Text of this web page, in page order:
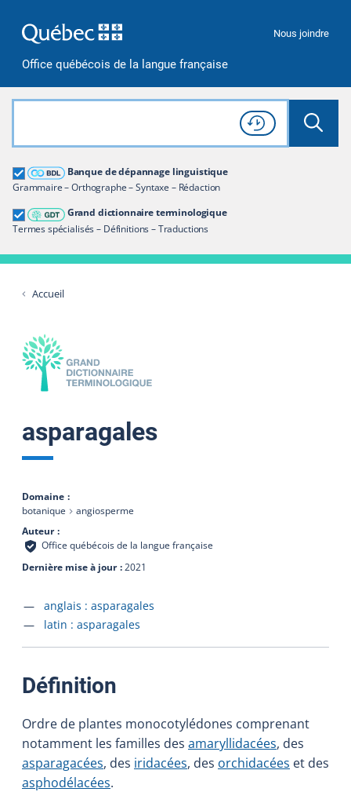
Office québécois de la langue française
Nous joindre
Rechercher dans tout le site
Lancer
Consulter l'
Historique
de recherche
Banque de dépannage linguistique
Grammaire – Orthographe – Syntaxe – Rédaction
Grand dictionnaire terminologique
Termes spécialisés – Définitions – Traductions
Grand dictionnaire terminologique
Restreindre aux termes
Accueil
asparagales
Domaine
botanique
angiosperme
Auteur
Office québécois de la langue française
Dernière mise à jour 2021
Accéder à la fiche en
anglais : asparagales
Accéder à la fiche en
latin : asparagales
Définition
Ordre de plantes monocotylédones comprenant
notamment les familles des amaryllidacées, des
asparagacées, des iridacées, des orchidacées et des
asphodélacées.